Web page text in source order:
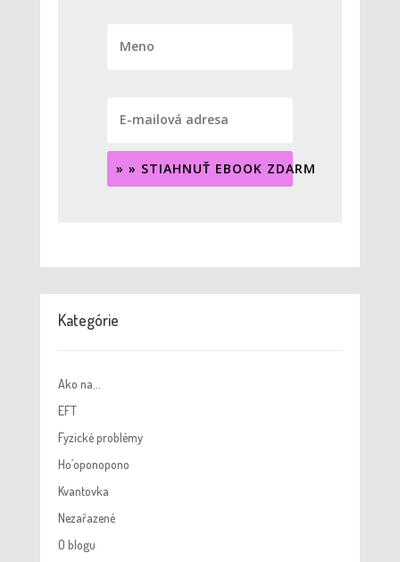
» » STIAHNUŤ EBOOK ZDARMA « «
Kategórie
Ako na…
EFT
Fyzické problémy
Ho´oponopono
Kvantovka
Nezařazené
O blogu